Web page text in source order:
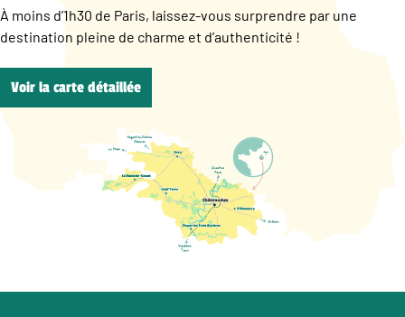
À moins d’1h30 de Paris, laissez-vous surprendre par une
destination pleine de charme et d’authenticité !
Voir la carte détaillée